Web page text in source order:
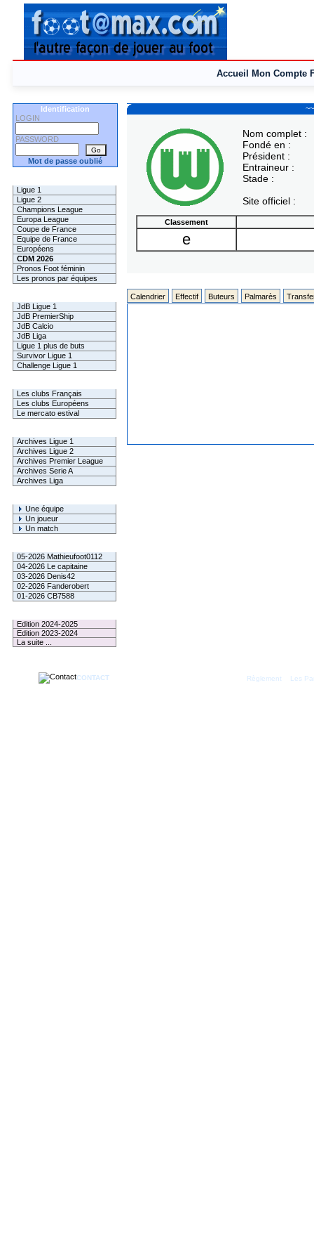
Accueil Mon Compte
Identification
LOGIN
PASSWORD
Mot de passe oublié
Ligue 1
Ligue 2
Champions League
Europa League
Coupe de France
Equipe de France
Européens
CDM 2026
Pronos Foot féminin
Les pronos par équipes
JdB Ligue 1
JdB PremierShip
JdB Calcio
JdB Liga
Ligue 1 plus de buts
Survivor Ligue 1
Challenge Ligue 1
Les clubs Français
Les clubs Européens
Le mercato estival
Archives Ligue 1
Archives Ligue 2
Archives Premier League
Archives Serie A
Archives Liga
Une équipe
Un joueur
Un match
05-2026 Mathieufoot0112
04-2026 Le capitaine
03-2026 Denis42
02-2026 Fanderobert
01-2026 CB7588
Edition 2024-2025
Edition 2023-2024
La suite ...
Nom complet :
Fondé en :
Président :
Entraineur :
Stade :
Site officiel :
Classement
e
Calendrier Effectif Buteurs Palmarès
CONTACT Règlement Les